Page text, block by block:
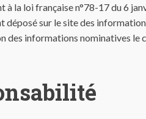
à la loi française n°78-17 du 6
déposé sur le site des
des informations nominatives le